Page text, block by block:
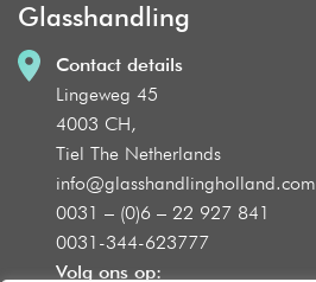
Glasshandling
Contact details
Lingeweg 45
4003 CH,
Tiel The Netherlands
info@glasshandlingholland.com
0031 – (0)6 – 22 927 841
0031-344-623777
Volg ons op: